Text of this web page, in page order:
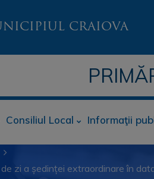
CRAIOVA
Consiliul Local Informaţii
de zi a ședinței extraordinare în